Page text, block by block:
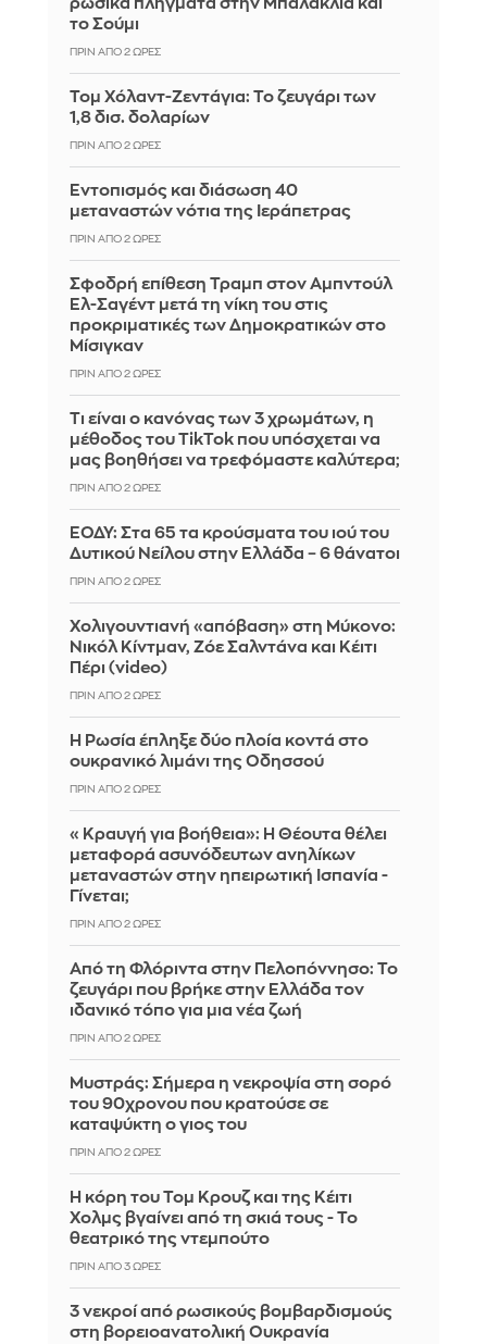
ρωσικά πλήγματα στην Μπαλακλία και
το Σούμι
ΠΡΙΝ ΑΠΌ 2 ΏΡΕΣ
Τομ Χόλαντ-Ζεντάγια: Το ζευγάρι των
1,8 δισ. δολαρίων
ΠΡΙΝ ΑΠΌ 2 ΏΡΕΣ
Εντοπισμός και διάσωση 40
μεταναστών νότια της Ιεράπετρας
ΠΡΙΝ ΑΠΌ 2 ΏΡΕΣ
Σφοδρή επίθεση Τραμπ στον Αμπντούλ
Ελ-Σαγέντ μετά τη νίκη του στις
προκριματικές των Δημοκρατικών στο
Μίσιγκαν
ΠΡΙΝ ΑΠΌ 2 ΏΡΕΣ
Τι είναι ο κανόνας των 3 χρωμάτων, η
μέθοδος του TikTok που υπόσχεται να
μας βοηθήσει να τρεφόμαστε καλύτερα;
ΠΡΙΝ ΑΠΌ 2 ΏΡΕΣ
ΕΟΔΥ: Στα 65 τα κρούσματα του ιού του
Δυτικού Νείλου στην Ελλάδα – 6 θάνατοι
ΠΡΙΝ ΑΠΌ 2 ΏΡΕΣ
Χολιγουντιανή «απόβαση» στη Μύκονο:
Νικόλ Κίντμαν, Ζόε Σαλντάνα και Κέιτι
Πέρι (video)
ΠΡΙΝ ΑΠΌ 2 ΏΡΕΣ
Η Ρωσία έπληξε δύο πλοία κοντά στο
ουκρανικό λιμάνι της Οδησσού
ΠΡΙΝ ΑΠΌ 2 ΏΡΕΣ
«Κραυγή για βοήθεια»: Η Θέουτα θέλει
μεταφορά ασυνόδευτων ανηλίκων
μεταναστών στην ηπειρωτική Ισπανία -
Γίνεται;
ΠΡΙΝ ΑΠΌ 2 ΏΡΕΣ
Από τη Φλόριντα στην Πελοπόννησο: Το
ζευγάρι που βρήκε στην Ελλάδα τον
ιδανικό τόπο για μια νέα ζωή
ΠΡΙΝ ΑΠΌ 2 ΏΡΕΣ
Mυστράς: Σήμερα η νεκροψία στη σορό
του 90χρονου που κρατούσε σε
καταψύκτη ο γιος του
ΠΡΙΝ ΑΠΌ 2 ΏΡΕΣ
Η κόρη του Τομ Κρουζ και της Κέιτι
Χολμς βγαίνει από τη σκιά τους - Το
θεατρικό της ντεμπούτο
ΠΡΙΝ ΑΠΌ 3 ΏΡΕΣ
3 νεκροί από ρωσικούς βομβαρδισμούς
στη βορειοανατολική Ουκρανία